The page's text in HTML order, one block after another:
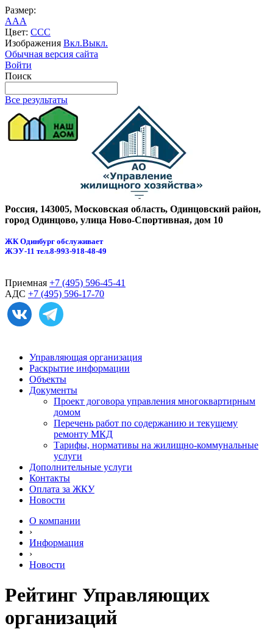
Размер:
AAA
Цвет: CCC
Изображения Вкл.Выкл.
Обычная версия сайта
Войти
Поиск
Все результаты
Россия, 143005, Московская область, Одинцовский район,
город Одинцово, улица Ново-Спортивная, дом 10
ЖК Одинбург обслуживает
ЖЭУ-11 тел.8-993-918-48-49
Приемная +7 (495) 596-45-41
АДС +7 (495) 596-17-70
Управляющая организация
Раскрытие информации
Объекты
Документы
Проект договора управления многоквартирным
домом
Перечень работ по содержанию и текущему
ремонту МКД
Тарифы, нормативы на жилищно-коммунальные
услуги
Дополнительные услуги
Контакты
Оплата за ЖКУ
Новости
О компании
›
Информация
›
Новости
Рейтинг Управляющих
организаций